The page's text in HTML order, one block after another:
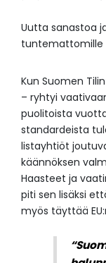
Uutta sanastoa
tuntemattomille
Kun Suomen
– ryhtyi
puolitoista
standardeista
listayhtiöt
käännöksen
Haasteet ja
piti sen lisäksi
myös täyttää